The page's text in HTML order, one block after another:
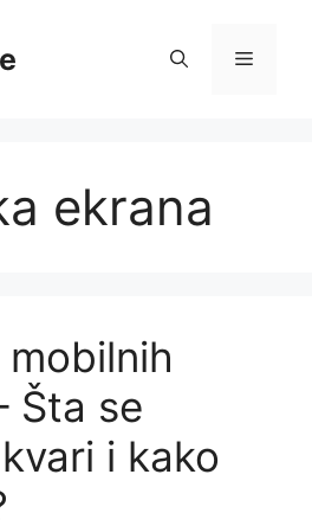
Menu
ekrana
Šta se
i kako